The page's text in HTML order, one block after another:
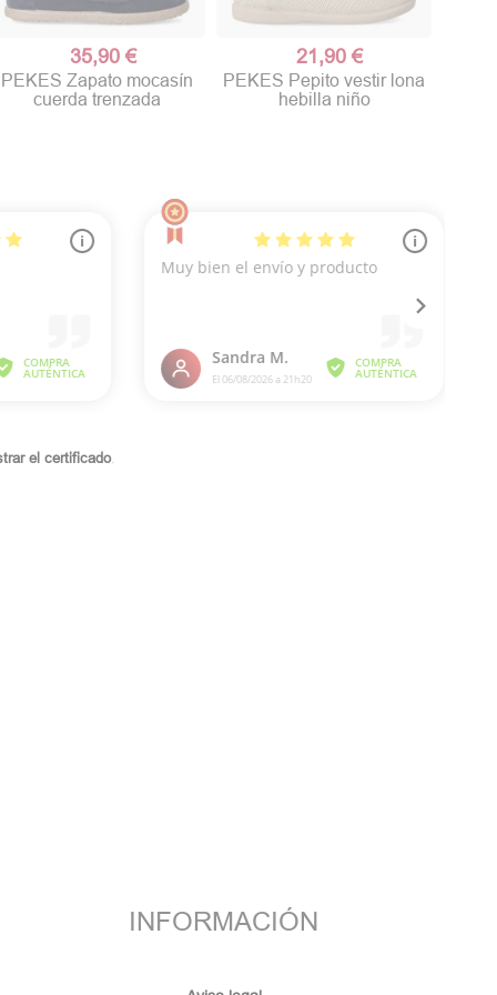
35,90 €
PEKES Zapato mocasín
cuerda trenzada
21,90 €
PEKES Pepito vestir lona
hebilla niño
el certificado.
INFORMACIÓN